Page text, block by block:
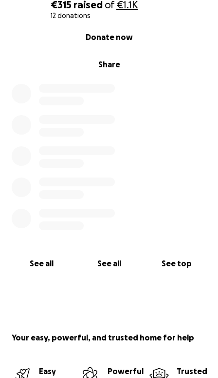
€315 raised of€1.1K
12 donations
Share
Donate now
See all See all See top
Your easy, powerful, and trusted home for help
Easy
Powerful
Trusted